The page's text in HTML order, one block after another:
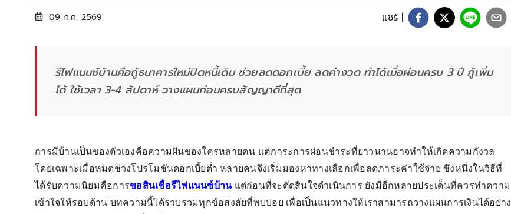
09 ก.ค. 2569 แชร์ |
รีไฟแนนซ์บ้านคือกู้ธนาคารใหม่ปิดหนี้เดิม ช่วยลดดอกเบี้ย ลดค่างวด ทำได้เมื่อผ่อนครบ 3 ปี กู้เพิ่ม
ได้ ใช้เวลา 3-4 สัปดาห์ วางแผนก่อนครบสัญญาดีที่สุด
การมีบ้านเป็นของตัวเองคือความฝันของใครหลายคน แต่ภาระการผ่อนชำระที่ยาวนานอาจทำให้เกิดความกังวล
โดยเฉพาะเมื่อหมดช่วงโปรโมชันดอกเบี้ยต่ำ หลายคนจึงเริ่มมองหาทางเลือกเพื่อลดภาระค่าใช้จ่าย ซึ่งหนึ่งในวิธีที่
ได้รับความนิยมคือการขอสินเชื่อรีไฟแนนซ์บ้านแต่ก่อนที่จะตัดสินใจดำเนินการ ยังมีอีกหลายประเด็นที่ควรทำความ
เข้าใจให้รอบด้าน บทความนี้ได้รวบรวมทุกข้อสงสัยที่พบบ่อย เพื่อเป็นแนวทางให้เราสามารถวางแผนการเงินได้อย่าง